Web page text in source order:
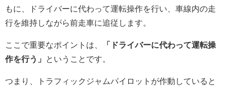
もに、ドライバーに代わって運転操作を行い、車線内の走
行を維持しながら前走車に追従します。
ここで重要なポイントは、
「ドライバーに代わって運転操
作を行う」 ということです。
つまり、トラフィックジャムパイロットが作動していると